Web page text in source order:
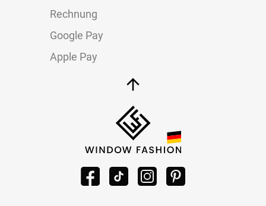
Rechnung
Google Pay
Apple Pay